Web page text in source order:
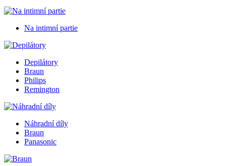
Na intimní partie
Depilátory
Braun
Philips
Remington
Náhradní díly
Braun
Panasonic